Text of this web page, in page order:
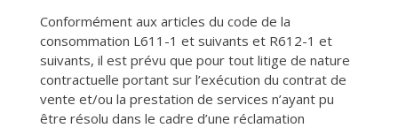
Conformément aux articles du code de la
consommation L611-1 et suivants et R612-1 et
suivants, il est prévu que pour tout litige de nature
contractuelle portant sur l’exécution du contrat de
vente et/ou la prestation de services n’ayant pu
être résolu dans le cadre d’une réclamation